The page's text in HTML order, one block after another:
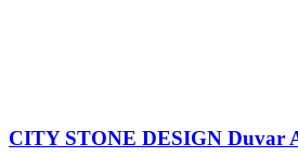
CITY STONE DESIGN Duvar